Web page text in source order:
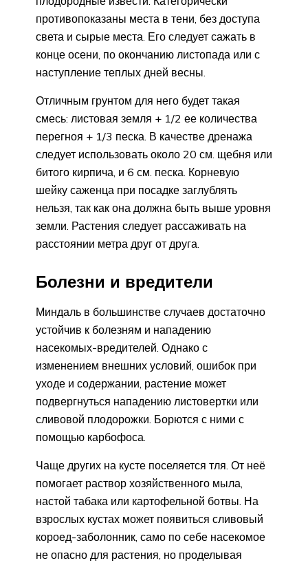
противопоказаны места в тени, без доступа
света и сырые места. Его следует сажать в
конце осени, по окончанию листопада или с
наступление теплых дней весны.
Отличным грунтом для него будет такая
смесь: листовая земля + 1/2 ее количества
перегноя + 1/3 песка. В качестве дренажа
следует использовать около 20 см. щебня или
битого кирпича, и 6 см. песка. Корневую
шейку саженца при посадке заглублять
нельзя, так как она должна быть выше уровня
земли. Растения следует рассаживать на
расстоянии метра друг от друга.
Болезни и вредители
Миндаль в большинстве случаев достаточно
устойчив к болезням и нападению
насекомых-вредителей. Однако с
изменением внешних условий, ошибок при
уходе и содержании, растение может
подвергнуться нападению листовертки или
сливовой плодорожки. Борются с ними с
помощью карбофоса.
Чаще других на кусте поселяется тля. От неё
помогает раствор хозяйственного мыла,
настой табака или картофельной ботвы. На
взрослых кустах может появиться сливовый
короед-заболонник, само по себе насекомое
не опасно для растения, но проделывая